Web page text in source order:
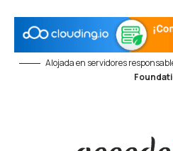
Alojada en servidores